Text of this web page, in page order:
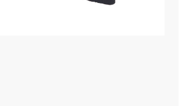
Медицинские костюмы